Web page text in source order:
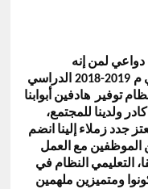
إنه لمن دواعي
الدراسي
2018-2019 م
أبوابنا هادفين توفير
للمجتمع، ولدينا كادر
انضم إلينا زملاء جدد
العمل مع الموظفين
في النظام التعليمي
ملهمين ومتميزين